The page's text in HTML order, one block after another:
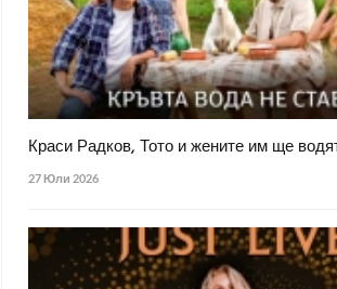
Краси Радков, Тото и жените им ще
27 Юли 2026